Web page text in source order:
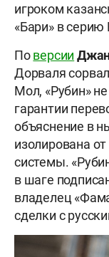
игроком
«Бари» в серию
Поверсии
Дорваля
Мол, «Рубин»
гарантии
объяснение в
изолирована
системы.
в шаге
владелец
сделки с